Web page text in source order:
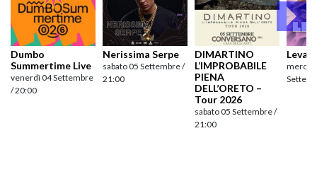
Dumbo
Summertime Live
venerdì 04 Settembre
/ 20:00
Nerissima Serpe
sabato 05 Settembre /
21:00
DIMARTINO
L’IMPROBABILE
PIENA
DELL’ORETO –
Tour 2026
sabato 05 Settembre /
21:00